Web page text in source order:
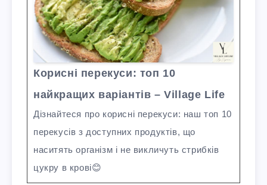
Корисні перекуси: топ 10
найкращих варіантів – Village Life
Дізнайтеся про корисні перекуси: наш топ 10
перекусів з доступних продуктів, що
наситять організм і не викличуть стрибків
цукру в крові😊